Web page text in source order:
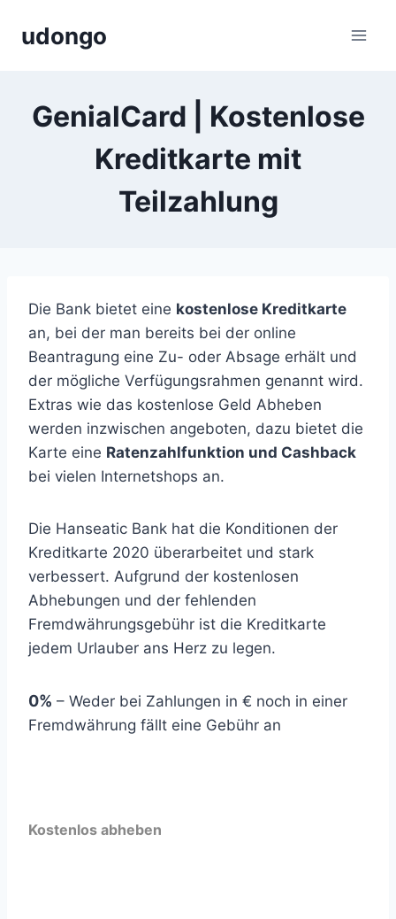
Inhaltudongo
GenialCard | Kostenlose
Kreditkarte mit
Teilzahlung
Die Bank bietet eine kostenlose Kreditkarte
an, bei der man bereits bei der online
Beantragung eine Zu- oder Absage erhält und
der mögliche Verfügungsrahmen genannt wird.
Extras wie das kostenlose Geld Abheben
werden inzwischen angeboten, dazu bietet die
Karte eine Ratenzahlfunktion und Cashback
bei vielen Internetshops an.
Die Hanseatic Bank hat die Konditionen der
Kreditkarte 2020 überarbeitet und stark
verbessert. Aufgrund der kostenlosen
Abhebungen und der fehlenden
Fremdwährungsgebühr ist die Kreditkarte
jedem Urlauber ans Herz zu legen.
0% – Weder bei Zahlungen in € noch in einer
Fremdwährung fällt eine Gebühr an
Kostenlos abheben